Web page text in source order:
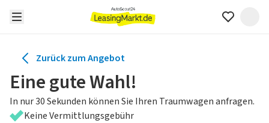
Zurück zum Angebot
Eine gute Wahl!
In nur 30 Sekunden können Sie Ihren Traumwagen anfragen.
Keine Vermittlungsgebühr